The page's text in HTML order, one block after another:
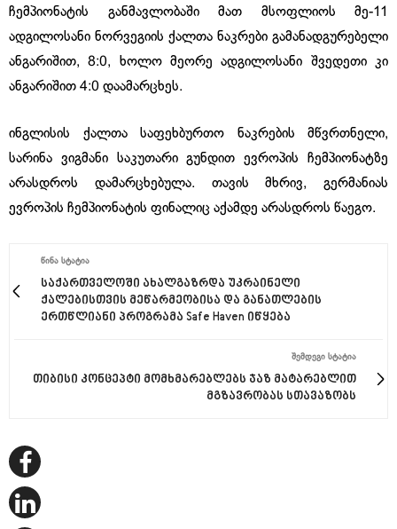
ჩემპიონატის განმავლობაში მათ მსოფლიოს მე-11
ადგილოსანი ნორვეგიის ქალთა ნაკრები გამანადგურებელი
ანგარიშით, 8:0, ხოლო მეორე ადგილოსანი შვედეთი კი
ანგარიშით 4:0 დაამარცხეს.
ინგლისის ქალთა საფეხბურთო ნაკრების მწვრთნელი,
სარინა ვიგმანი საკუთარი გუნდით ევროპის ჩემპიონატზე
არასდროს დამარცხებულა. თავის მხრივ, გერმანიას
ევროპის ჩემპიონატის ფინალიც აქამდე არასდროს წაეგო.
ᲬᲘᲜᲐ ᲡᲢᲐᲢᲘᲐ
საქართველოში ახალგაზრდა უკრაინელი
ქალებისთვის მეწარმეობისა და განათლების
ერთწლიანი პროგრამა Safe Haven იწყება
ᲨᲔᲛᲓᲔᲒᲘ ᲡᲢᲐᲢᲘᲐ
თიბისი კონცეპტი მომხმარებლებს ჯაზ მატარებლით
მგზავრობას სთავაზობს